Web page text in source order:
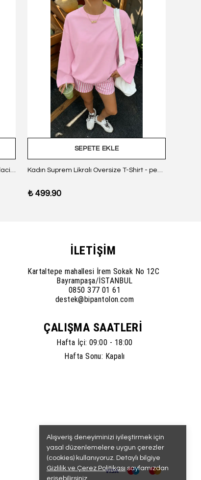
Alışveriş deneyiminizi iyileştirmek için
yasal düzenlemelere uygun çerezler
(cookies) kullanıyoruz. Detaylı bilgiye
Gizlilik ve Çerez Politikası sayfamızdan
erişebilirsiniz.
Kadın Suprem Likralı Oversize T-Shirt - lacivert
SEPETE EKLE
Kadın Suprem Likralı Oversize T-Shirt - pembe
₺ 499.90
İLETİŞİM
Kartaltepe mahallesi İrem Sokak No 12C
Bayrampaşa/İSTANBUL
0850 377 01 61
destek@bipantolon.com
ÇALIŞMA SAATLERİ
Hafta İçi: 09:00 - 18:00
Hafta Sonu: Kapalı